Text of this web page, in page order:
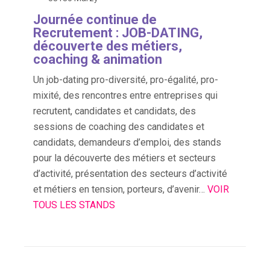
Journée continue de
Recrutement : JOB-DATING,
découverte des métiers,
coaching & animation
Un job-dating pro-diversité, pro-égalité, pro-
mixité, des rencontres entre entreprises qui
recrutent, candidates et candidats, des
sessions de coaching des candidates et
candidats, demandeurs d’emploi, des stands
pour la découverte des métiers et secteurs
d’activité, présentation des secteurs d’activité
et métiers en tension, porteurs, d’avenir… VOIR
TOUS LES STANDS